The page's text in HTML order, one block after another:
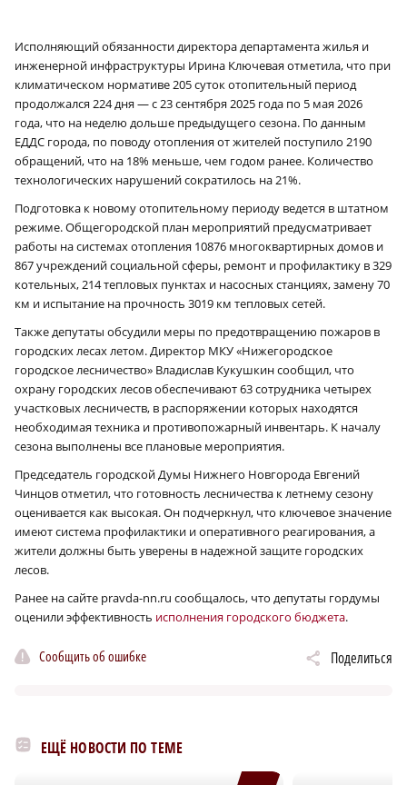
Исполняющий обязанности директора департамента жилья и
инженерной инфраструктуры Ирина Ключевая отметила, что при
климатическом нормативе 205 суток отопительный период
продолжался 224 дня — с 23 сентября 2025 года по 5 мая 2026
года, что на неделю дольше предыдущего сезона. По данным
ЕДДС города, по поводу отопления от жителей поступило 2190
обращений, что на 18% меньше, чем годом ранее. Количество
технологических нарушений сократилось на 21%.
Подготовка к новому отопительному периоду ведется в штатном
режиме. Общегородской план мероприятий предусматривает
работы на системах отопления 10876 многоквартирных домов и
867 учреждений социальной сферы, ремонт и профилактику в 329
котельных, 214 тепловых пунктах и насосных станциях, замену 70
км и испытание на прочность 3019 км тепловых сетей.
Также депутаты обсудили меры по предотвращению пожаров в
городских лесах летом.Директор МКУ «Нижегородское
городское лесничество» Владислав Кукушкин сообщил, что
охрану городских лесов обеспечивают 63 сотрудника четырех
участковых лесничеств, в распоряжении которых находятся
необходимая техника и противопожарный инвентарь. К началу
сезона выполнены все плановые мероприятия.
Председатель городской Думы Нижнего Новгорода Евгений
Чинцов отметил, что готовность лесничества к летнему сезону
оценивается как высокая. Он подчеркнул, что ключевое значение
имеют система профилактики и оперативного реагирования, а
жители должны быть уверены в надежной защите городских
лесов.
Ранее на сайте pravda-nn.ru сообщалось, что депутаты гордумы
оценили эффективность исполнения городского бюджета.
Сообщить об ошибке Поделиться
ЕЩЁ НОВОСТИ ПО ТЕМЕ